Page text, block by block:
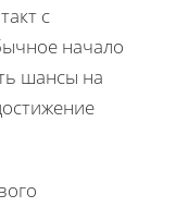
с
начало
шансы на